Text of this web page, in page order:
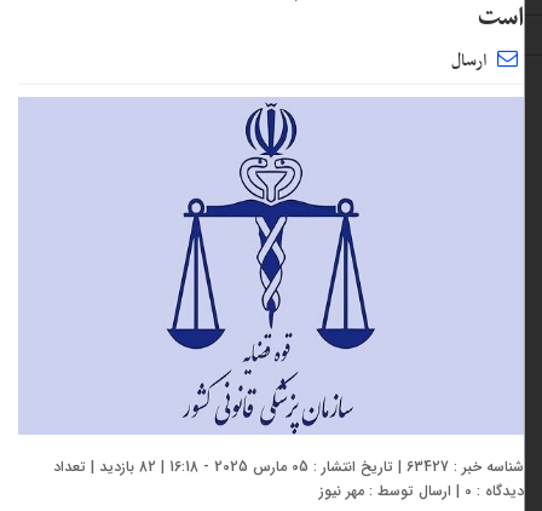
است
ارسال
شناسه خبر : 63427 | تاریخ انتشار : 05 مارس 2025 - 16:18 | 82 بازدید | تعداد
دیدگاه :0 | ارسال توسط :مهر نیوز